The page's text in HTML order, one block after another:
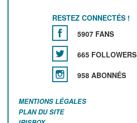
RESTEZ CONNECTÉS !
5907 FANS
665 FOLLOWERS
958 ABONNÉS
MENTIONS LÉGALES
PLAN DU SITE